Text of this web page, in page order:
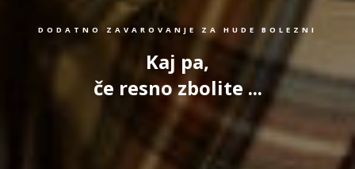
DODATNO ZAVAROVANJE ZA HUDE BOLEZNI
Kaj pa,
če resno zbolite ...